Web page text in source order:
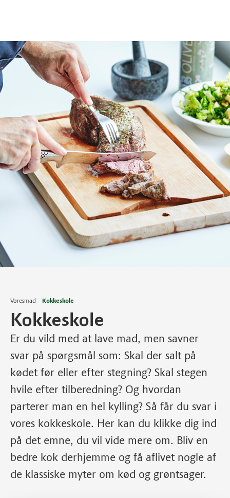
Voresmad Kokkeskole
Kokkeskole
Er du vild med at lave mad, men savner
svar på spørgsmål som: Skal der salt på
kødet før eller efter stegning? Skal stegen
hvile efter tilberedning? Og hvordan
parterer man en hel kylling? Så får du svar i
vores kokkeskole. Her kan du klikke dig ind
på det emne, du vil vide mere om. Bliv en
bedre kok derhjemme og få aflivet nogle af
de klassiske myter om kød og grøntsager.